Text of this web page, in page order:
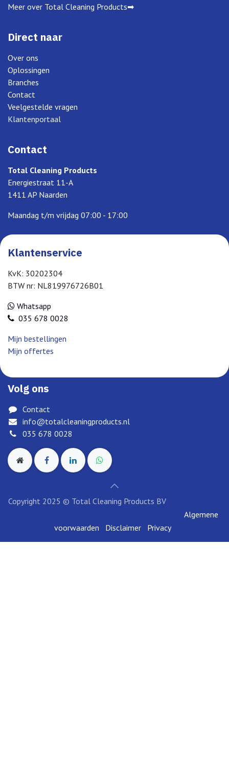
Meer over Total Cleaning Products➡
Direct naar
Over ons
Oplossingen
Branches
Contact
Veelgestelde vragen
Klantenportaal
Contact
Total Cleaning Products
Energiestraat 11-A
1411 AP Naarden
Maandag t/m vrijdag 07:00 - 17:00
Klantenservice
KvK: 30202304
BTW nr: NL819976726B01
Whatsapp
035 678 0028
Mijn bestellingen
Mijn offertes
Volg ons
Contact
info@totalcleaningproducts.nl
035 678 0028
Copyright 2025 © Total Cleaning Products BV
Algemene
voorwaarden
Disclai​mer Privacy